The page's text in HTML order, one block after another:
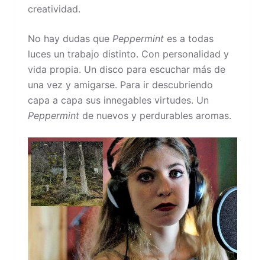
creatividad.
No hay dudas que Peppermint es a todas
luces un trabajo distinto. Con personalidad y
vida propia. Un disco para escuchar más de
una vez y amigarse. Para ir descubriendo
capa a capa sus innegables virtudes. Un
Peppermint de nuevos y perdurables aromas.